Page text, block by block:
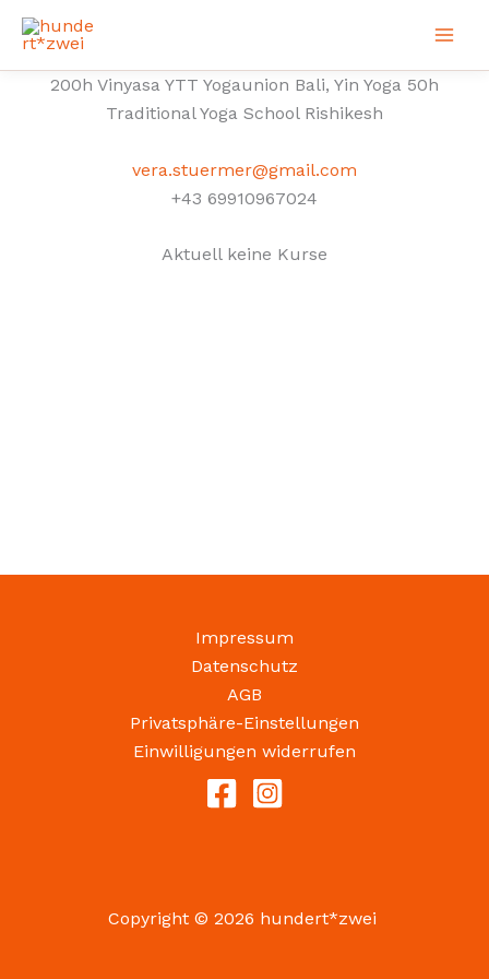
Zum
Inhalt
springen
200h Vinyasa YTT Yogaunion Bali, Yin Yoga 50h
Traditional Yoga School Rishikesh
vera.stuermer@gmail.com
+43 69910967024
Aktuell keine Kurse
Impressum
Datenschutz
AGB
Privatsphäre-Einstellungen
Einwilligungen widerrufen
Copyright © 2026 hundert*zwei